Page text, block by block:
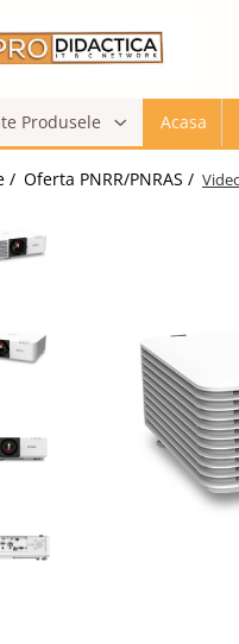
Interactive
Accesorii
si Accesorii
Produsele Acasa
/ Oferta PNRR/PNRAS /